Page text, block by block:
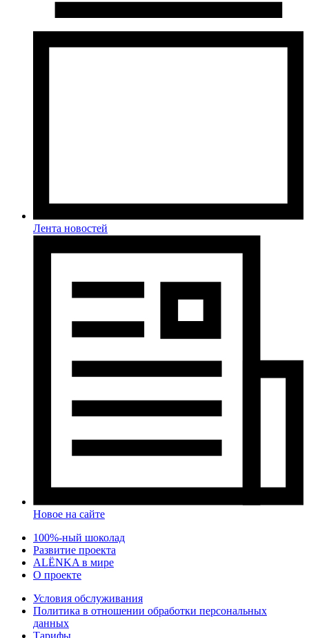
Лента новостей
Новое на сайте
100%-ный шоколад
Развитие проекта
ALЁNKA в мире
О проекте
Условия обслуживания
Политика в отношении обработки персональных
данных
Тарифы